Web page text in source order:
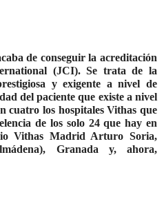
de conseguir la acreditación
(JCI).Se trata de la
y exigente a nivel de
del paciente que existe a nivel
cuatro los hospitales Vithas que
de los solo 24 que hay en
Vithas Madrid Arturo Soria,
Granada y, ahora,